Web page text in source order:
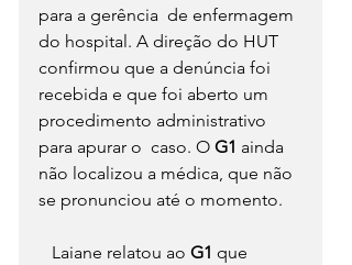
para a gerência  de enfermagem
do hospital. A direção do HUT
confirmou que a denúncia foi
recebida e que foi aberto um
procedimento administrativo
para apurar o  caso. O G1 ainda
não localizou a médica, que não
se pronunciou até o momento.
   Laiane relatou ao
G1 que